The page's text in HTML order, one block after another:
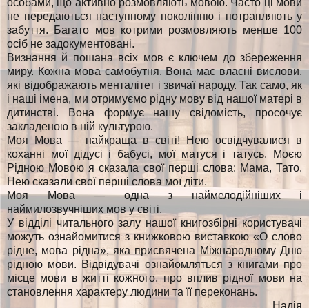
не передаються наступному поколінню і потрапляють у
забуття. Багато мов котрими розмовляють менше 100
осіб не задокументовані.
Визнання й пошана всіх мов є ключем до збереження
миру. Кожна мова самобутня. Вона має власні вислови,
які відображають менталітет і звичаї народу. Так само, як
і наші імена, ми отримуємо рідну мову від нашої матері в
дитинстві. Вона формує нашу свідомість, просочує
закладеною в ній культурою.
Моя Мова — найкраща в світі! Нею освідчувалися в
коханні мої дідусі і бабусі, мої матуся і татусь. Моєю
Рідною Мовою я сказала свої перші слова: Мама, Тато.
Нею сказали свої перші слова мої діти.
Моя Мова — одна з наймелодійніших і
наймилозвучніших мов у світі.
У відділі читального залу нашої книгозбірні користувачі
можуть ознайомитися з книжковою виставкою «О слово
рідне, мова рідна», яка присвячена Міжнародному Дню
рідною мови. Відвідувачі ознайомляться з книгами про
місце мови в житті кожного, про вплив рідної мови на
становлення характеру людини та її переконань.
Надія